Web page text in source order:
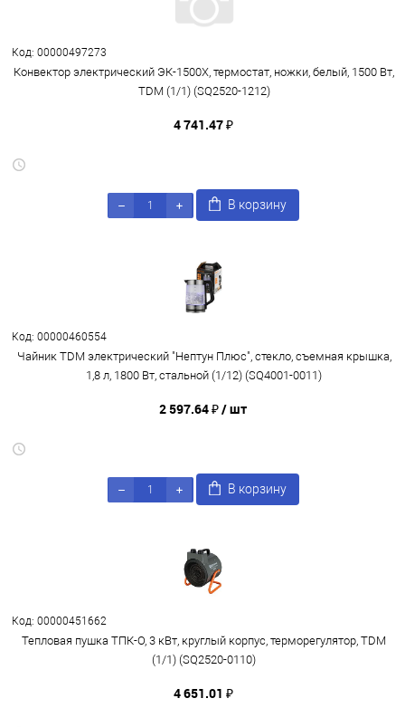
Код: 00000497273
Конвектор электрический ЭК-1500X, термостат, ножки, белый, 1500 Вт,
TDM (1/1) (SQ2520-1212)
4 741.47 ₽
В корзину
Код: 00000460554
Чайник TDM электрический "Нептун Плюс", стекло, съемная крышка,
1,8 л, 1800 Вт, стальной (1/12) (SQ4001-0011)
2 597.64 ₽/ шт
В корзину
Код: 00000451662
Тепловая пушка ТПК-О, 3 кВт, круглый корпус, терморегулятор, TDM
(1/1) (SQ2520-0110)
4 651.01 ₽